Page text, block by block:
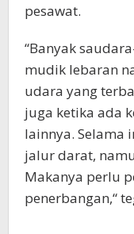
pesawat.
“Banyak
mudik lebaran
udara yang
juga ketika ada
lainnya. Selama
jalur darat,
Makanya perlu
penerbangan,“